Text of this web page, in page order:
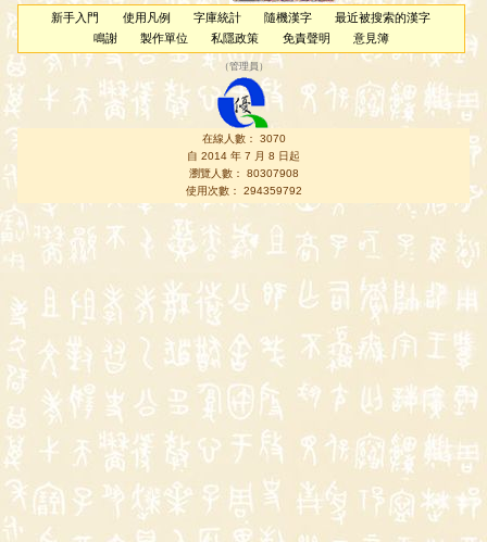
新手入門 使用凡例 字庫統計 隨機漢字
最近被搜索的漢字
鳴謝
製作單位 私隱政策 免責聲明 意見簿
（管理員 ）
在線人數： 3070
自 2014 年 7 月 8 日起
瀏覽人數： 80307908
使用次數： 294359792